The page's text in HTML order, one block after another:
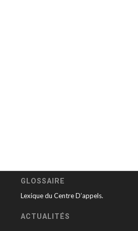
GLOSSAIRE
Lexique du Centre D’appels.
ACTUALITÉS